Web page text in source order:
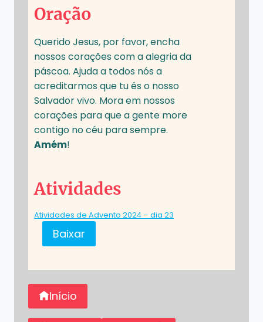
Oração
Querido Jesus, por favor, encha
nossos corações com a alegria da
páscoa. Ajuda a todos nós a
acreditarmos que tu és o nosso
Salvador vivo. Mora em nossos
corações para que a gente more
contigo no céu para sempre.
Amém!
Atividades
Atividades de Advento 2024 – dia 23
Baixar
Início